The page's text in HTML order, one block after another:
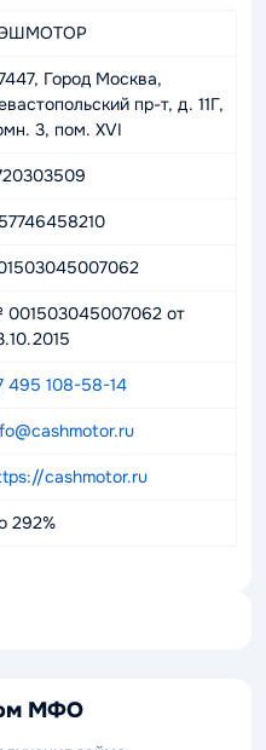
Город Москва,
пр-т, д. 11Г,
3, пом. XVI
от
495 108-58-14
cashmotor.ru
292%
МФО